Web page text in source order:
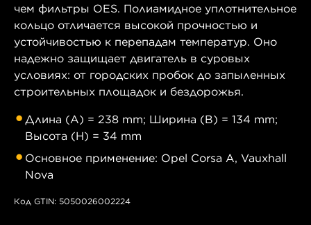
чем фильтры OES. Полиамидное уплотнительное
кольцо отличается высокой прочностью и
устойчивостью к перепадам температур. Оно
надежно защищает двигатель в суровых
условиях: от городских пробок до запыленных
строительных площадок и бездорожья.
Длина (A) = 238 mm; Ширина (B) = 134 mm;
Высота (H) = 34 mm
Основное применение: Opel Corsa A, Vauxhall
Nova
Код GTIN: 5050026002224